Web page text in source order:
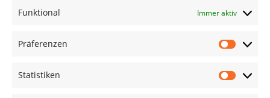
Funktional Immer aktiv
Präferenzen
Statistiken
TV Zubehör
Airpod Zubehör